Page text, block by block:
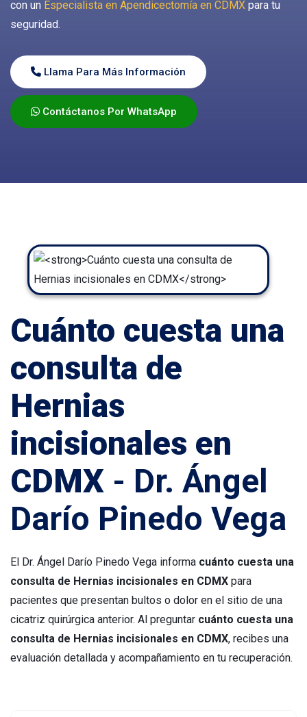
con un Especialista en Apendicectomía en CDMX para tu
seguridad.
Llama Para Más Información
Contáctanos Por WhatsApp
Cuánto cuesta una
consulta de
Hernias
incisionales en
CDMX - Dr. Ángel
Darío Pinedo Vega
El Dr. Ángel Darío Pinedo Vega informa cuánto cuesta una
consulta de Hernias incisionales en CDMX para
pacientes que presentan bultos o dolor en el sitio de una
cicatriz quirúrgica anterior. Al preguntar cuánto cuesta una
consulta de Hernias incisionales en CDMX, recibes una
evaluación detallada y acompañamiento en tu recuperación.